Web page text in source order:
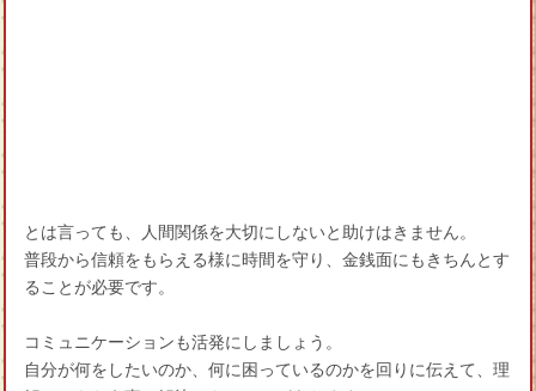
とは言っても、人間関係を大切にしないと助けはきません。
普段から信頼をもらえる様に時間を守り、金銭面にもきちんとす
ることが必要です。
コミュニケーションも活発にしましょう。
自分が何をしたいのか、何に困っているのかを回りに伝えて、理